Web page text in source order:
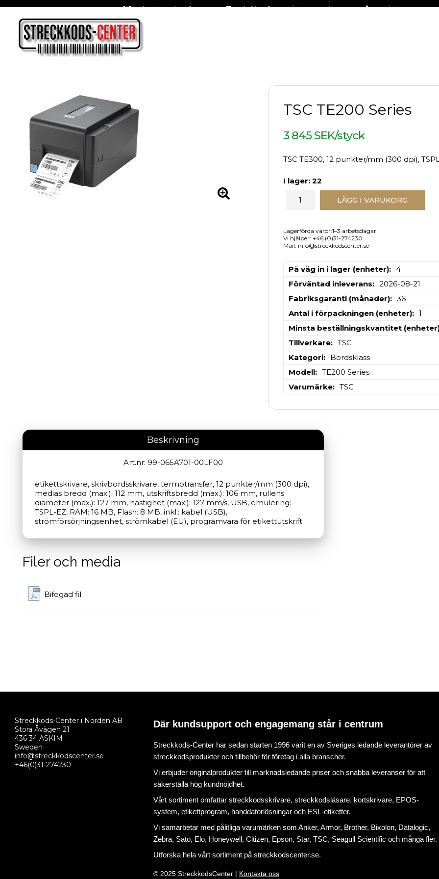
Oslagbara priser året om Fraktfritt på stora delar av sortimentet +46 (0)31-27 42 30
TSC TE200 Series
3 845 SEK/styck
TSC TE300, 12 punkter/mm (300 dpi),
I lager: 22
LÄGG I VARUKORG
Lagerförda varor:1–3 arbetsdagar
Vi hjälper: +46 (0)31-274230
Mail: info@streckkodscenter.se
På väg in i lager (enheter)
4
Förväntad inleverans
2026-08-21
Fabriksgaranti (månader)
36
Antal i förpackningen (enheter)
1
Minsta beställningskvantitet
Tillverkare
TSC
Kategori
Bordsklass
Modell
TE200 Series
Varumärke
TSC
Beskrivning
Art.nr: 99-065A701-00LF00
etikettskrivare, skrivbordsskrivare, termotransfer, 12 punkter/mm (300 dpi),
medias bredd (max.): 112 mm, utskriftsbredd (max.): 106 mm, rullens
diameter (max.): 127 mm, hastighet (max.): 127 mm/s, USB, emulering:
TSPL-EZ, RAM: 16 MB, Flash: 8 MB, inkl.: kabel (USB),
strömförsörjningsenhet, strömkabel (EU), programvara för etikettutskrift
Filer och media
Bifogad fil
Streckkods-Center i Norden AB
Stora Åvägen 21
436 34 ASKIM
Sweden
info@streckkodscenter.se
+46(0)31-274230
Där kundsupport och engagemang står i centrum
Streckkods-Center har sedan starten 1996 varit en av Sveriges ledande leverantörer av
streckkodsprodukter och tillbehör för företag i alla branscher.
Vi erbjuder originalprodukter till marknadsledande priser och snabba leveranser för att
säkerställa hög kundnöjdhet.
Vårt sortiment omfattar streckkodsskrivare, streckkodsläsare, kortskrivare, EPOS-
system, etikettprogram, handdatorlösningar och ESL-etiketter.
Vi samarbetar med pålitliga varumärken som Anker, Armor, Brother, Bixolon, Datalogic,
Zebra, Sato, Elo, Honeywell, Citizen, Epson, Star, TSC, Seagull Scientific och många fler.
Utforska hela vårt sortiment påstreckkodscenter.se.
© 2025 StreckkodsCenter | Kontakta oss